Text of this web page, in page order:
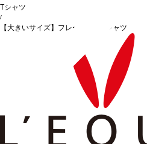
Tシャツ
/
【大きいサイズ】フレームロゴTシャツ